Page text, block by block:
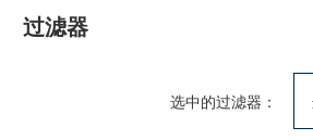
过滤器
选中的过滤器：